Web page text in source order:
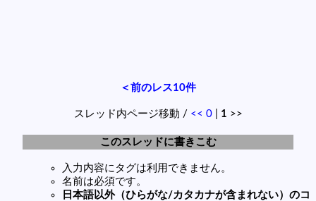
＜前のレス10件
スレッド内ページ移動 / << 0| 1 >>
このスレッドに書きこむ
入力内容にタグは利用できません。
名前は必須です。
日本語以外（ひらがな/カタカナが含まれない）のコ